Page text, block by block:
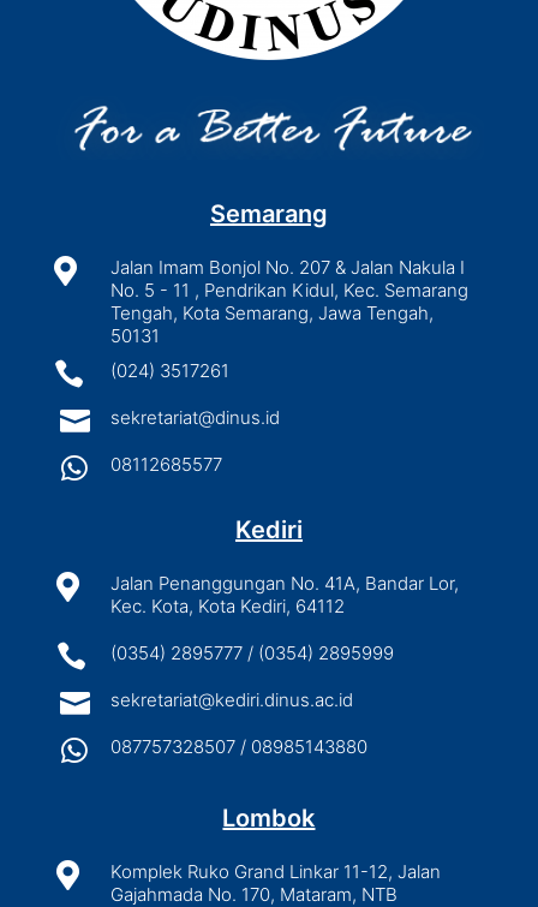
Semarang

Jalan Imam Bonjol No. 207 & Jalan Nakula I
No. 5 - 11 , Pendrikan Kidul, Kec. Semarang
Tengah, Kota Semarang, Jawa Tengah,
50131
 (024) 3517261
 sekretariat@dinus.id
 08112685577
Kediri

Jalan Penanggungan No. 41A, Bandar Lor,
Kec. Kota, Kota Kediri, 64112
 (0354) 2895777 / (0354) 2895999
 sekretariat@kediri.dinus.ac.id
 087757328507 / 08985143880
Lombok

Komplek Ruko Grand Linkar 11-12, Jalan
Gajahmada No. 170, Mataram, NTB